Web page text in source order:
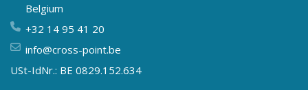
Belgium
+32 14 95 41 20
info@cross-point.be
USt-IdNr.: BE 0829.152.634